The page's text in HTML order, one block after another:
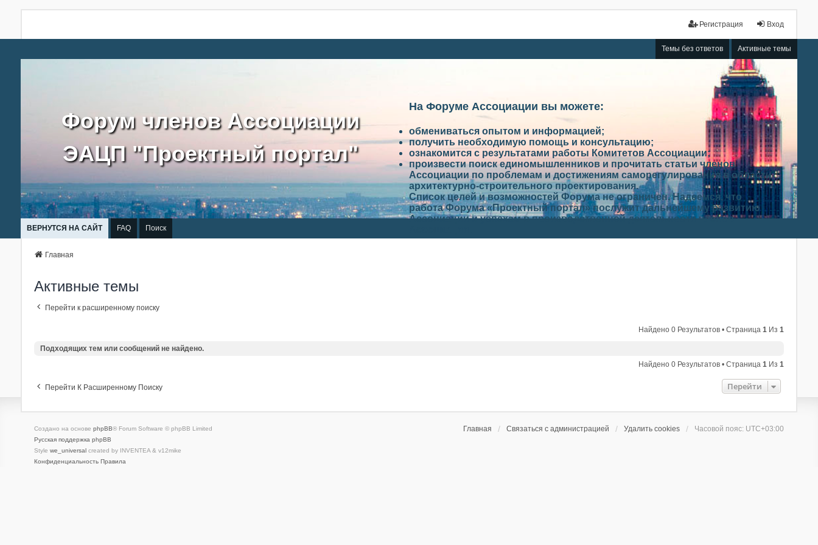
Вход
Регистрация
Темы без ответов Активные темы
Форум членов Ассоциации
ЭАЦП "Проектный портал"
На Форуме Ассоциации вы можете:
обмениваться опытом и информацией;
получить необходимую помощь и консультацию;
ознакомится с результатами работы Комитетов Ассоциации;
произвести поиск единомышленников и прочитать статьи членов
Ассоциации по проблемам и достижениям саморегулирования в области
архитектурно-строительного проектирования.
Список целей и возможностей Форума не ограничен. Надеемся, что
работа Форума «Проектный портал» послужит дальнейшему развитию
Ассоциации и успехам в производственной деятельности членов
ВЕРНУТСЯ НА САЙТ FAQ Поиск
Главная
Активные темы
Перейти к расширенному поиску
Найдено 0 Результатов • Страница1 Из1
Подходящих тем или сообщений не найдено.
Найдено 0 Результатов • Страница1 Из1
Перейти К Расширенному Поиску Перейти
Главная Связаться с администрацией Удалить cookies Часовой пояс: UTC+03:00
Создано на основе phpBB® Forum Software © phpBB Limited
Русская поддержка phpBB
Style we_universalcreated by INVENTEA & v12mike
Конфиденциальность Правила